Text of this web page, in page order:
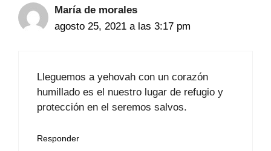
María de morales
agosto 25, 2021 a las 3:17 pm
Lleguemos a yehovah con un corazón
humillado es el nuestro lugar de refugio y
protección en el seremos salvos.
Responder